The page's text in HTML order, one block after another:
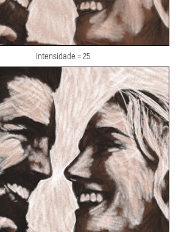
Intensidade = 25